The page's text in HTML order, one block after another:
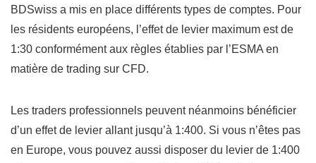
BDSwiss a mis en place différents types de comptes. Pour
les résidents européens, l’effet de levier maximum est de
1:30 conformément aux règles établies par l’ESMA en
matière de trading sur CFD.
Les traders professionnels peuvent néanmoins bénéficier
d’un effet de levier allant jusqu’à 1:400. Si vous n’êtes pas
en Europe, vous pouvez aussi disposer du levier de 1:400